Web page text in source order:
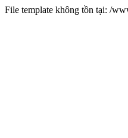
File template không tồn tại: /